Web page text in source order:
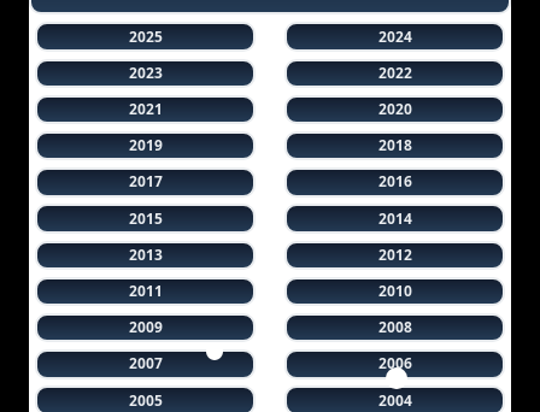
2025
2024
2023
2022
2021
2020
2019
2018
2017
2016
2015
2014
2013
2012
2011
2010
2009
2008
2007
2006
2005
2004